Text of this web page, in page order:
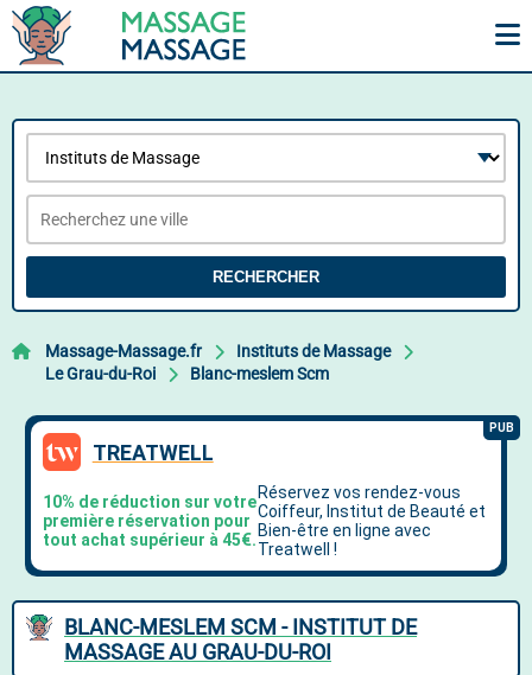
RECHERCHER
Massage-Massage.fr
Instituts de Massage
Le Grau-du-Roi
Blanc-meslem Scm
BLANC-MESLEM SCM - INSTITUT DE
MASSAGE AU GRAU-DU-ROI